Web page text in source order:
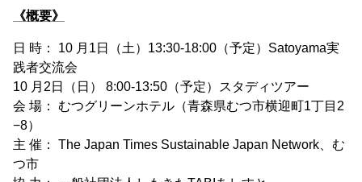
《概要》
日 時： 10 月1日（土）13:30-18:00（予定）Satoyama実
践者交流会
10 月2日（日） 8:00-13:50（予定）スタディツアー
会 場： むつグリーンホテル（青森県むつ市横迎町1丁目2
−8）
主 催： The Japan Times Sustainable Japan Network、む
つ市